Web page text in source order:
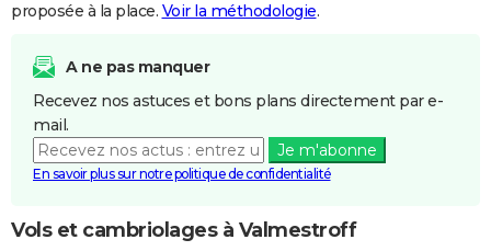
proposée à la place. Voir la méthodologie.
A ne pas manquer
Recevez nos astuces et bons plans directement par e-
mail.
Je m'abonne
En savoir plus sur notre politique de confidentialité
Vols et cambriolages à Valmestroff